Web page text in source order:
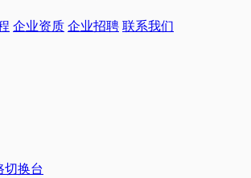
企业资质 企业招聘 联系我们
切换台